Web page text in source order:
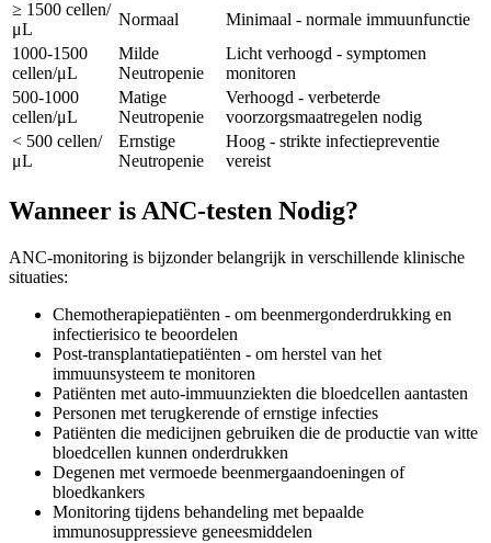
≥ 1500 cellen/
μL
Normaal
Minimaal - normale immuunfunctie
1000-1500
cellen/μL
Milde
Neutropenie
Licht verhoogd - symptomen
monitoren
500-1000
cellen/μL
Matige
Neutropenie
Verhoogd - verbeterde
voorzorgsmaatregelen nodig
< 500 cellen/
μL
Ernstige
Neutropenie
Hoog - strikte infectiepreventie
vereist
Wanneer is ANC-testen Nodig?
ANC-monitoring is bijzonder belangrijk in verschillende klinische
situaties:
Chemotherapiepatiënten - om beenmergonderdrukking en
infectierisico te beoordelen
Post-transplantatiepatiënten - om herstel van het
immuunsysteem te monitoren
Patiënten met auto-immuunziekten die bloedcellen aantasten
Personen met terugkerende of ernstige infecties
Patiënten die medicijnen gebruiken die de productie van witte
bloedcellen kunnen onderdrukken
Degenen met vermoede beenmergaandoeningen of
bloedkankers
Monitoring tijdens behandeling met bepaalde
immunosuppressieve geneesmiddelen